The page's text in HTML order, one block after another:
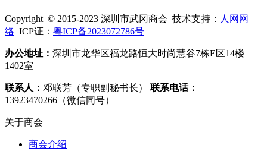
Copyright © 2015-2023 深圳市武冈商会 技术支持： 人网网
络 ICP证： 粤ICP备2023072786号
办公地址： 深圳市龙华区福龙路恒大时尚慧谷7栋E区14楼
1402室
联系人： 邓联芳（专职副秘书长） 联系电话：
13923470266（微信同号）
关于商会
商会介绍